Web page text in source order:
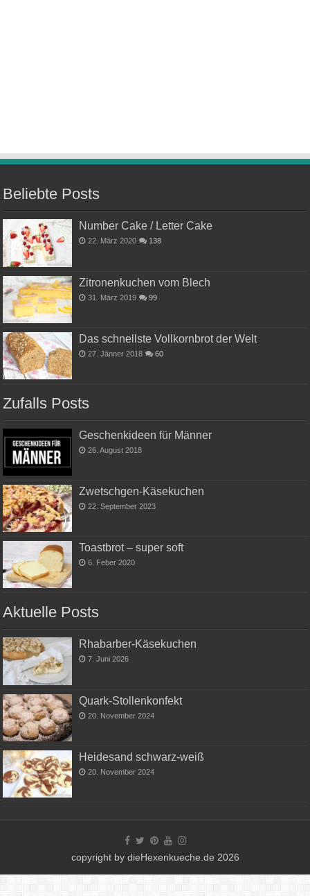
Beliebte Posts
Number Cake / Letter Cake
22. März 2020 138
Zitronenkuchen vom Blech
31. März 2019 99
Das schnellste Vollkornbrot der Welt
27. Jänner 2018 60
Zufalls Posts
Geschenkideen für Männer
26. August 2018
Zwetschgen-Käsekuchen
22. September 2023
Toastbrot – super soft
6. Feber 2020
Aktuelle Posts
Rhabarber-Käsekuchen
7. Juni 2026
Quark-Stollenkonfekt
20. November 2024
Heidesand schwarz-weiß
20. November 2024
copyright by dieHexenkueche.de 2026